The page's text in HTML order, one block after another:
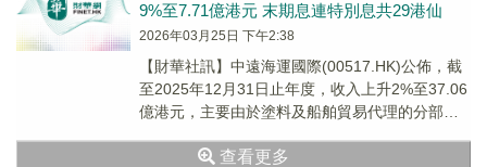
9%至7.71億港元 末期息連特別息共29港仙
2026年03月25日 下午2:38
​【財華社訊】中遠海運國際(00517.HK)公佈，截
至2025年12月31日止年度，收入上升2%至37.06
億港元，主要由於塗料及船舶貿易代理的分部收
查看更多